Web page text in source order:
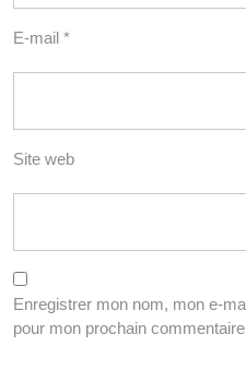
E-mail *
Site web
Enregistrer mon nom, mon e-
pour mon prochain